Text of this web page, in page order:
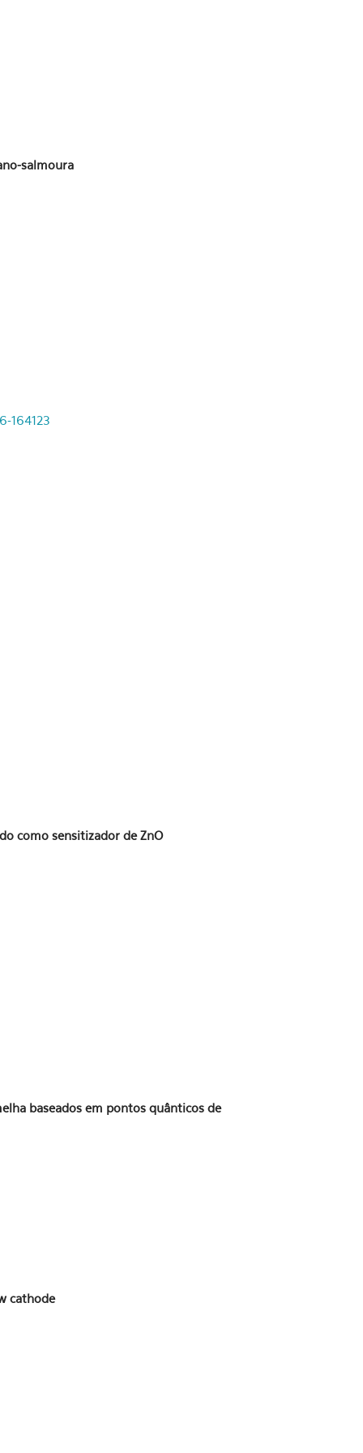
salmoura
164123
como sensitizador de ZnO
baseados em pontos quânticos de
cathode